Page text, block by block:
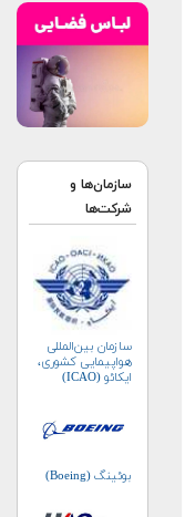
سازمان‌ها و
شرکت‌ها
سازمان بین‌المللی
هواپیمایی کشوری،
ایکائو (ICAO)
بوئینگ (Boeing)